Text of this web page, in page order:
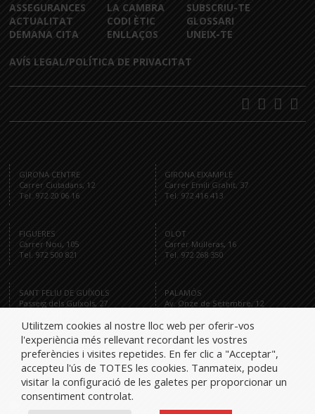
ASSEGURANCES
ACTUALITAT
DEMANA CITA
LA CAMBRA
CODI ÈTIC
ENLLAÇOS
SUBSCRIU-TE
GLOSSARI
UNEIX-TE
AVÍS LEGAL/POLÍTICA DE PRIVACITAT
GIRONA CENTRE
Carrer Ciutadans, 12
Tel. 972 20 06 16
GIRONA EIXAMPLE
Carrer Emili Grahit, 37
Tel. 972 416 413
FIGUERES
Carrer Nou, 105
Tel. 972 500 821
OLOT
Carrer Mulleras, 16
Tel. 972 268 350
SANT FELIU DE GUÍXOLS
Passeig dels Guíxols, 27
PALAMÓS
Av. Onze de Setembre, 12
Tel.
Utilitzem cookies al nostre lloc web per oferir-vos
l'experiència més rellevant recordant les vostres
preferències i visites repetides. En fer clic a "Acceptar",
accepteu l'ús de TOTES les cookies. Tanmateix, podeu
visitar la configuració de les galetes per proporcionar un
consentiment controlat.